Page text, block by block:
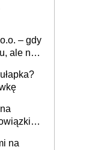
– gdy
ale nie
w
na